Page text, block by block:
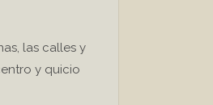
las calles y
y quicio